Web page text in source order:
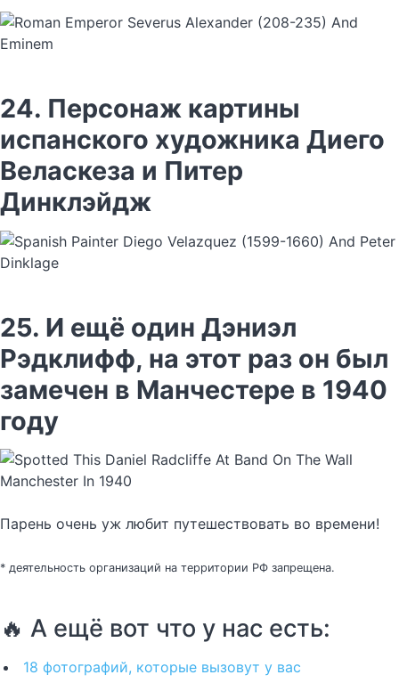
24. Персонаж картины
испанского художника Диего
Веласкеза и Питер
Динклэйдж
25. И ещё один Дэниэл
Рэдклифф, на этот раз он был
замечен в Манчестере в 1940
году
Парень очень уж любит путешествовать во времени!
* деятельность организаций на территории РФ запрещена.
🔥 А ещё вот что у нас есть:
18 фотографий, которые вызовут у вас